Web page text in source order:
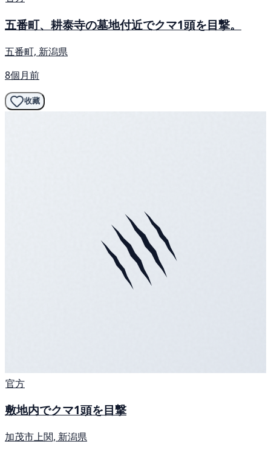
五番町、耕泰寺の墓地付近でクマ1頭を目撃。
五番町, 新潟県
8個月前
收藏
官方
敷地内でクマ1頭を目撃
加茂市上関, 新潟県